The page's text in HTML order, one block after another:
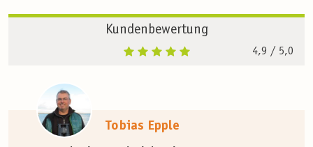
Kundenbewertung
4,9 / 5,0
Tobias Epple